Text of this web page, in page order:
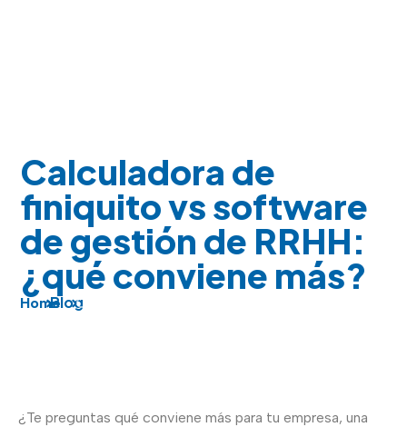
Calculadora de
finiquito vs software
de gestión de RRHH:
¿qué conviene más?
HomeBlogCalculadora de finiquito vs software de
¿Te preguntas qué conviene más para tu empresa, una